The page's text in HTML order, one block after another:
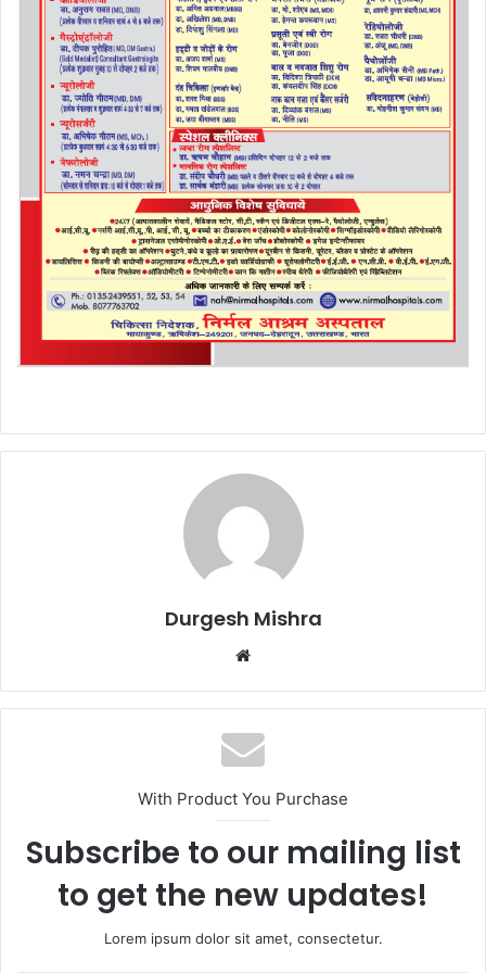
Durgesh Mishra
Website
With Product You Purchase
Subscribe to our mailing list
to get the new updates!
Lorem ipsum dolor sit amet, consectetur.